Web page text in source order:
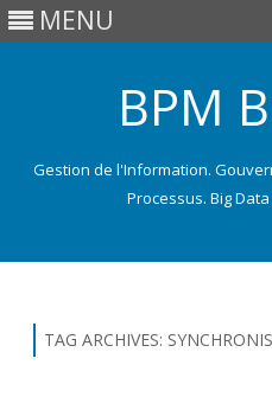
MENU
BPM
Gestion de l'Information.
Processus. Big
TAG ARCHIVES: